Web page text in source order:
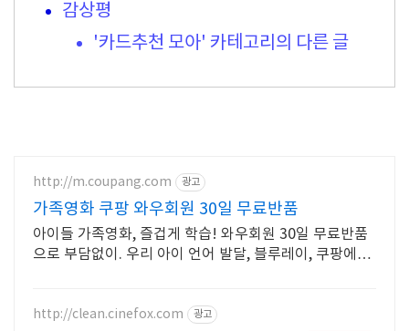
감상평
'카드추천 모아' 카테고리의 다른 글
http://m.coupang.com 광고
가족영화 쿠팡 와우회원 30일 무료반품
아이들 가족영화, 즐겁게 학습! 와우회원 30일 무료반품
으로 부담없이. 우리 아이 언어 발달, 블루레이, 쿠팡에서
http://clean.cinefox.com 광고